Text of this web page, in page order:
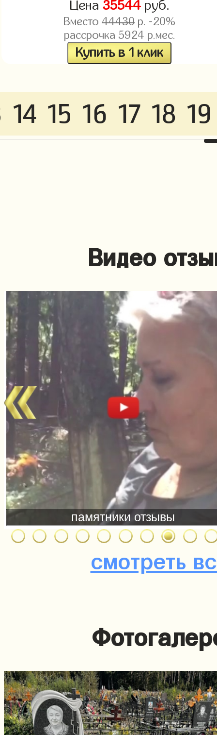
Цена 35544руб.
Вместо44430р. -20%
рассрочка 5924 р.мес.
Купить в 1 клик
14 15 16 17 18 19
Видео
смотреть